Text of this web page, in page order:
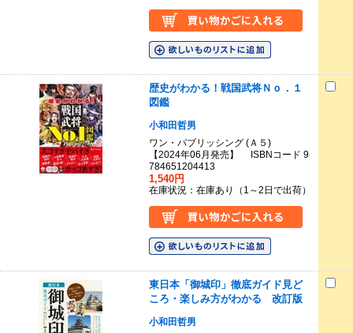
歴史がわかる！戦国武将Ｎｏ．１
図鑑
小和田哲男
ワン・パブリッシング (Ａ５)
【2024年06月発売】 ISBNコード 9
784651204413
1,540円
在庫状況：在庫あり（1～2日で出荷）
東日本「御城印」徹底ガイド見ど
ころ・楽しみ方がわかる 改訂版
小和田哲男